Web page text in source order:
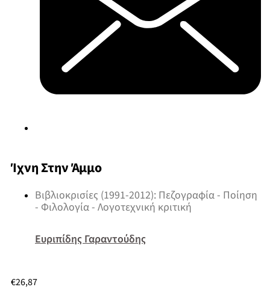
Ίχνη Στην Άμμο
Βιβλιοκρισίες (1991-2012): Πεζογραφία - Ποίηση
- Φιλολογία - Λογοτεχνική κριτική
Ευριπίδης Γαραντούδης
€26,87